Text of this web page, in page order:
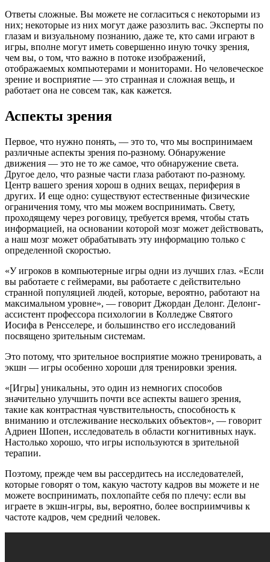
Ответы сложные. Вы можете не согласиться с некоторыми из
них; некоторые из них могут даже разозлить вас. Эксперты по
глазам и визуальному познанию, даже те, кто сами играют в
игры, вполне могут иметь совершенно иную точку зрения,
чем вы, о том, что важно в потоке изображений,
отображаемых компьютерами и мониторами. Но человеческое
зрение и восприятие — это странная и сложная вещь, и
работает она не совсем так, как кажется.
Аспекты зрения
Первое, что нужно понять, — это то, что мы воспринимаем
различные аспекты зрения по-разному. Обнаружение
движения — это не то же самое, что обнаружение света.
Другое дело, что разные части глаза работают по-разному.
Центр вашего зрения хорош в одних вещах, периферия в
других. И еще одно: существуют естественные физические
ограничения тому, что мы можем воспринимать. Свету,
проходящему через роговицу, требуется время, чтобы стать
информацией, на основании которой мозг может действовать,
а наш мозг может обрабатывать эту информацию только с
определенной скоростью.
«У игроков в компьютерные игры одни из лучших глаз. «Если
вы работаете с геймерами, вы работаете с действительно
странной популяцией людей, которые, вероятно, работают на
максимальном уровне», — говорит Джордан Делонг. Делонг-
ассистент профессора психологии в Колледже Святого
Иосифа в Ренсселере, и большинство его исследований
посвящено зрительным системам.
Это потому, что зрительное восприятие можно тренировать, а
экшн — игры особенно хороши для тренировки зрения.
«[Игры] уникальны, это один из немногих способов
значительно улучшить почти все аспекты вашего зрения,
такие как контрастная чувствительность, способность к
вниманию и отслеживание нескольких объектов», — говорит
Адриен Шопен, исследователь в области когнитивных наук.
Настолько хорошо, что игры используются в зрительной
терапии.
Поэтому, прежде чем вы рассердитесь на исследователей,
которые говорят о том, какую частоту кадров вы можете и не
можете воспринимать, похлопайте себя по плечу: если вы
играете в экшн-игры, вы, вероятно, более восприимчивы к
частоте кадров, чем средний человек.